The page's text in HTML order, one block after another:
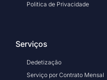
Politica de Privacidade
Serviços
Dedetização
Serviço por Contrato Mensal